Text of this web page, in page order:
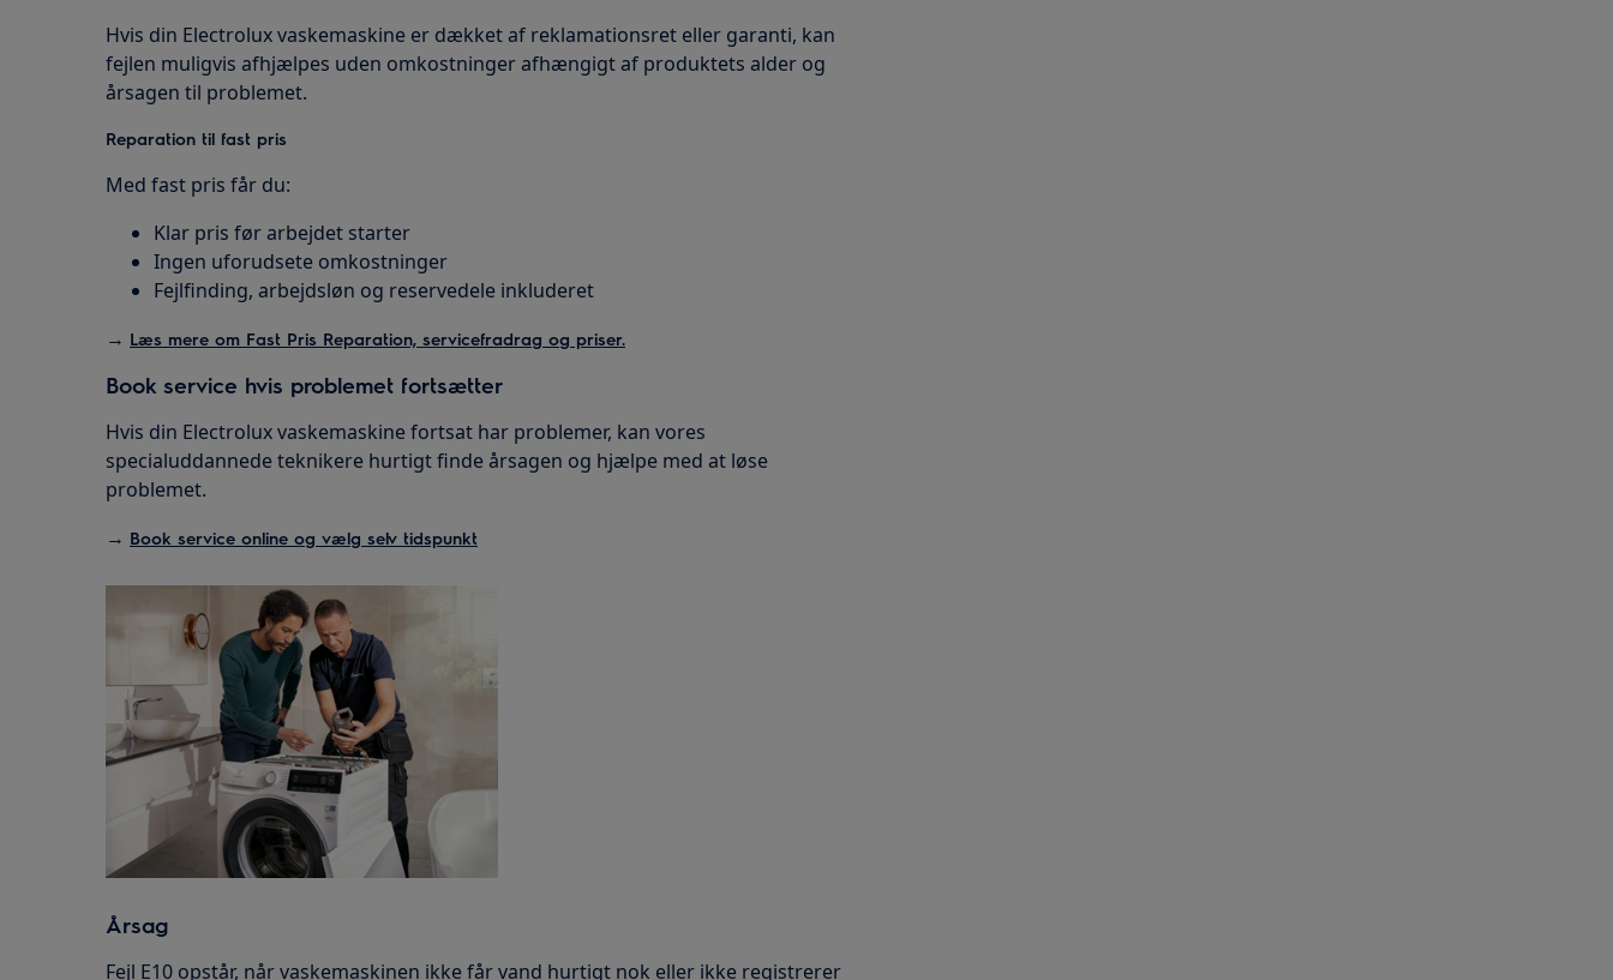
Hvis din Electrolux vaskemaskine er dækket af reklamationsret eller garanti, kan
fejlen muligvis afhjælpes uden omkostninger afhængigt af produktets alder og
årsagen til problemet.
Reparation til fast pris
Med fast pris får du:
Klar pris før arbejdet starter
Ingen uforudsete omkostninger
Fejlfinding, arbejdsløn og reservedele inkluderet
→ Læs mere om Fast Pris Reparation, servicefradrag og priser.
Book service hvis problemet fortsætter
Hvis din Electrolux vaskemaskine fortsat har problemer, kan vores
specialuddannede teknikere hurtigt finde årsagen og hjælpe med at løse
problemet.
→ Book service online og vælg selv tidspunkt
Årsag
Fejl E10 opstår, når vaskemaskinen ikke får vand hurtigt nok eller ikke registrerer